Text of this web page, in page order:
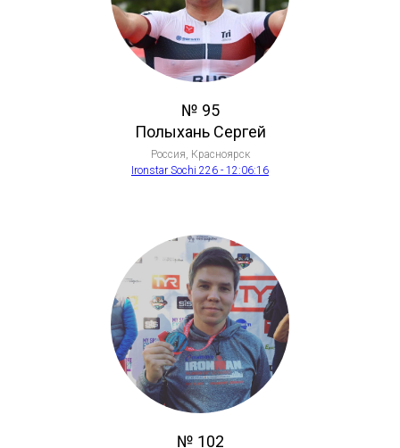
№ 95
Полыхань Сергей
Россия, Красноярск
Ironstar Sochi 226 - 12:06:16
№ 102